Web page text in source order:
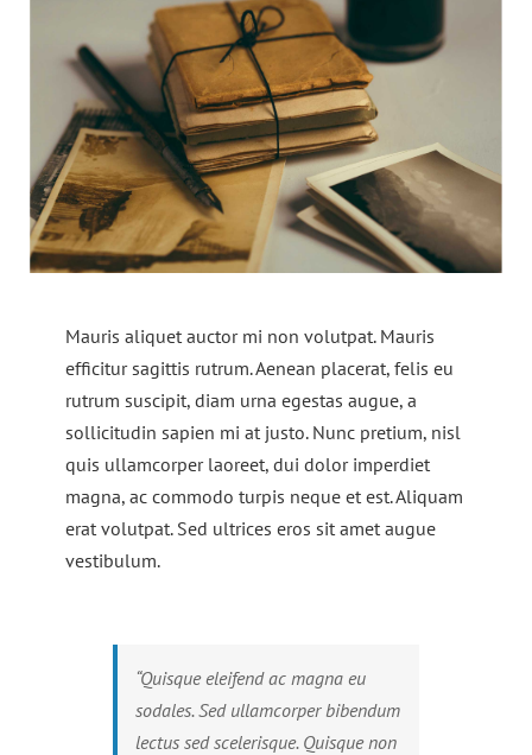
Mauris aliquet auctor mi non volutpat. Mauris
efficitur sagittis rutrum. Aenean placerat, felis eu
rutrum suscipit, diam urna egestas augue, a
sollicitudin sapien mi at justo. Nunc pretium, nisl
quis ullamcorper laoreet, dui dolor imperdiet
magna, ac commodo turpis neque et est. Aliquam
erat volutpat. Sed ultrices eros sit amet augue
vestibulum.
“Quisque eleifend ac magna eu
sodales. Sed ullamcorper bibendum
lectus sed scelerisque. Quisque non